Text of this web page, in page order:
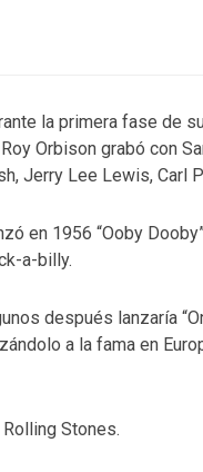
la primera fase de
Orbison grabó con
Jerry Lee Lewis, Carl
en 1956 “Ooby
a-billy.
después lanzaría
a la fama en
Stones.